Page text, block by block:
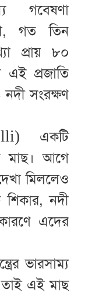
গবেষণা
গত তিন
প্রায় ৮০
এই প্রজাতি
নদী সংরক্ষণ
একটি
মাছ। আগে
মিললেও
শিকার, নদী
এদের
ভারসাম্য
তাই এই মাছ